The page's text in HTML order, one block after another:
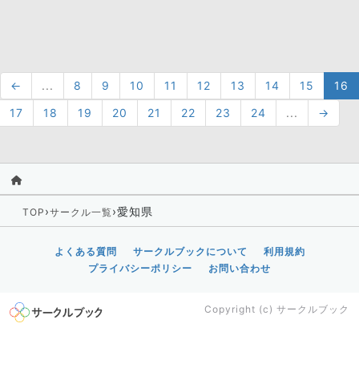
← ... 8 9 10 11 12 13 14 15
16
17
18 19 20 21 22 23 24 ... →
TOP ›サークル一覧›愛知県
よくある質問 サークルブックについて
利用規約
プライバシーポリシー
お問い合わせ
Copyright (c) サークルブック